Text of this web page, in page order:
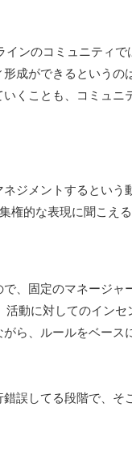
インのコミュニティ
成ができるというの
くことも、コミュニ
ジメントするという
権的な表現に聞こえ
、固定のマネージャ
活動に対してのイン
ら、ルールをベース
誤してる段階で、そ